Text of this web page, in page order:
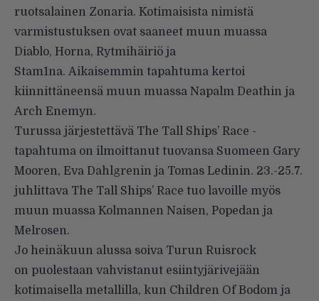
ruotsalainen Zonaria. Kotimaisista nimistä
varmistustuksen ovat saaneet muun muassa
Diablo, Horna, Rytmihäiriö ja
Stam1na. Aikaisemmin tapahtuma kertoi
kiinnittäneensä muun muassa Napalm Deathin ja
Arch Enemyn.
Turussa järjestettävä The Tall Ships’ Race -
tapahtuma on ilmoittanut tuovansa Suomeen Gary
Mooren, Eva Dahlgrenin ja Tomas Ledinin. 23.-25.7.
juhlittava The Tall Ships’ Race tuo lavoille myös
muun muassa Kolmannen Naisen, Popedan ja
Melrosen.
Jo heinäkuun alussa soiva Turun Ruisrock
on puolestaan vahvistanut esiintyjärivejään
kotimaisella metallilla, kun Children Of Bodom ja